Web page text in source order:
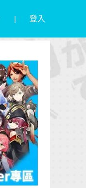
登入